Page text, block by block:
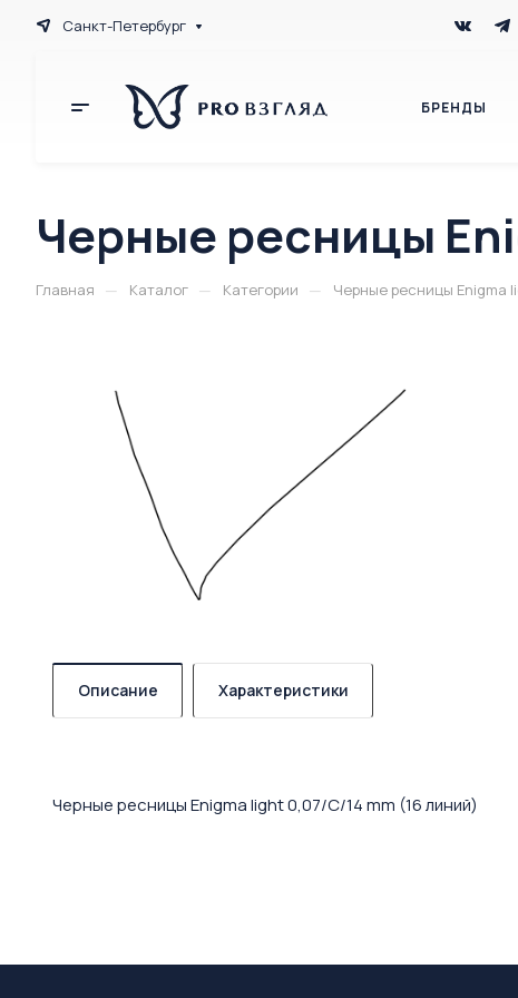
Санкт-Петербург
БРЕНДЫ
Черные ресницы
Главная — Каталог — Категории — Черные ресницы Enigma
Описание Характеристики
Черные ресницы Enigma light 0,07/C/14 mm (16 линий)